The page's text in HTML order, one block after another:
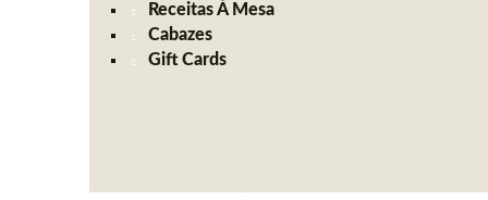
Receitas À Mesa
Cabazes
Gift Cards